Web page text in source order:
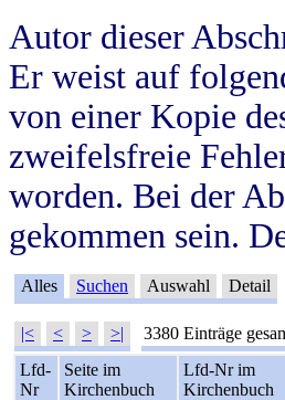
Autor dieser
Er weist auf
von einer Kopie
zweifelsfreie
worden. Bei der
gekommen sein.
Alles Suchen Auswahl Detail
|< < > >| 3380 Einträge
Lfd-
Nr
Seite im
Kirchenbuch
Lfd-Nr im
Kirchenbuch